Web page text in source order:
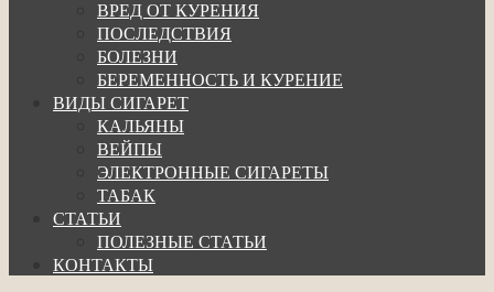
ВРЕД ОТ КУРЕНИЯ
ПОСЛЕДСТВИЯ
БОЛЕЗНИ
БЕРЕМЕННОСТЬ И КУРЕНИЕ
ВИДЫ СИГАРЕТ
КАЛЬЯНЫ
ВЕЙПЫ
ЭЛЕКТРОННЫЕ СИГАРЕТЫ
ТАБАК
СТАТЬИ
ПОЛЕЗНЫЕ СТАТЬИ
КОНТАКТЫ